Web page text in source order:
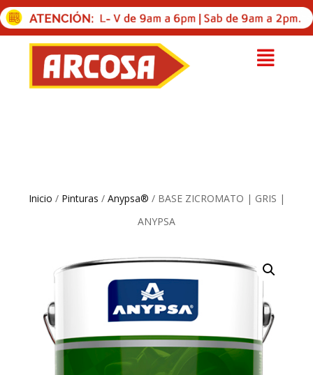
Inicio / Pinturas / Anypsa® / BASE ZICROMATO | GRIS |
ANYPSA